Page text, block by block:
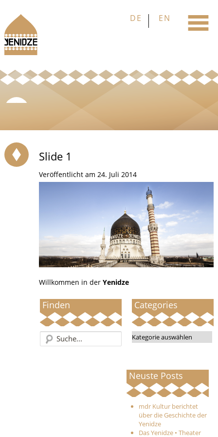
Slide 1
Veröffentlicht am 24. Juli 2014
Willkommen in der Yenidze
Finden Categories
Categories
Neuste Posts
mdr Kultur berichtet
über die Geschichte der
Yenidze
Das Yenidze • Theater